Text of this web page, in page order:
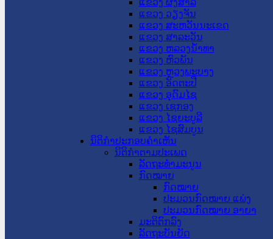
ແຂວງ ຜົ້ງສາລີ
ແຂວງ ວຽງຈັນ
ແຂວງ ສະຫວັນນະເຂດ
ແຂວງ ສາລະວັນ
ແຂວງ ຫລວງນໍ້າທາ
ແຂວງ ຫົວພັນ
ແຂວງ ຫຼວງພະບາງ
ແຂວງ ອັດຕະປື
ແຂວງ ອຸດົມໄຊ
ແຂວງ ເຊກອງ
ແຂວງ ໄຊຍະບູລີ
ແຂວງ ໄຊສົມບູນ
ນິຕິກໍາປະກອບຄໍາເຫັນ
ນິຕິກໍາຕາມປະເພດ
ລັດຖະທໍາມະນູນ
ກົດໝາຍ
ກົດໝາຍ
ປະມວນກົດໝາຍ ແພ່ງ
ປະມວນກົດໝາຍ ອາຍາ
ມະຕິຕົກລົງ
ລັດຖະບັນຍັດ